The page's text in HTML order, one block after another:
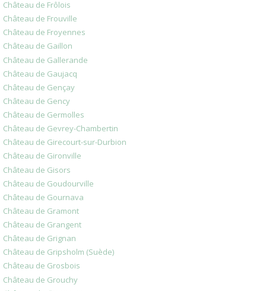
Château de Frôlois
Château de Frouville
Château de Froyennes
Château de Gaillon
Château de Gallerande
Château de Gaujacq
Château de Gençay
Château de Gency
Château de Germolles
Château de Gevrey-Chambertin
Château de Girecourt-sur-Durbion
Château de Gironville
Château de Gisors
Château de Goudourville
Château de Gournava
Château de Gramont
Château de Grangent
Château de Grignan
Château de Gripsholm (Suède)
Château de Grosbois
Château de Grouchy